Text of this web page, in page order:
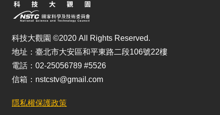
科技大觀園 ©2020 All Rights Reserved.
地址：臺北市大安區和平東路二段106號22樓
電話：02-25056789 #5526
信箱：nstcstv@gmail.com
隱私權保護政策